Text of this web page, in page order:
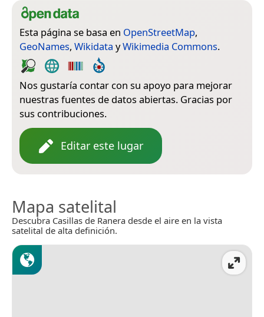
Esta página se basa en OpenStreetMap,
GeoNames, Wikidata yWikimedia Commons.
Nos gustaría contar con su apoyo para mejorar
nuestras fuentes de datos abiertas. Gracias por
sus contribuciones.
Editar este lugar
Mapa satelital
Descubra Casillas de Ranera desde el aire en la vista
satelital de alta definición.